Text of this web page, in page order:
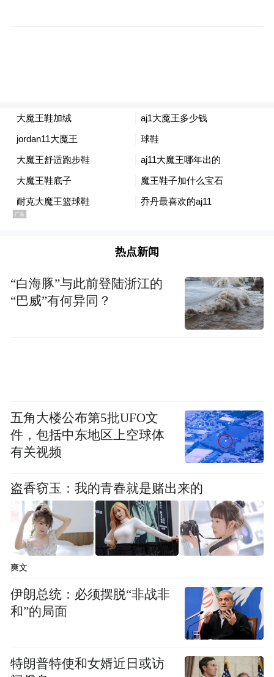
宁波赛车场组织了一场百余名车主和媒体的
试驾活动，同时公布了几大国内知名赛道的
刷圈成绩：北京金港赛道单圈用时1分14秒
55，鄂尔多斯赛道2分04秒18，珠海赛道1分
55秒34。
什么概念呢？以我最熟悉的北京金港为例
吧。
各种赛车群里经常会转发的：出一台XXX改
装赛车/出一台EVO九代，中间balabala（介绍
这车多厉害，改装了啥），最后金港圈速
1‘18’XX。
热点新闻
“白海豚”与此前登陆浙江的
“巴威”有何异同？
五角大楼公布第5批UFO文
件，包括中东地区上空球体
有关视频
盗香窃玉：我的青春就是赌出来的
爽文
伊朗总统：必须摆脱“非战非
和”的局面
特朗普特使和女婿近日或访